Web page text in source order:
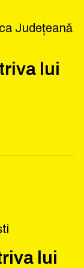
Județeană
lui
lui